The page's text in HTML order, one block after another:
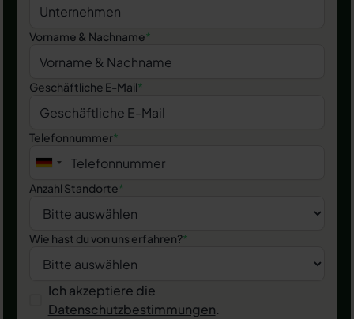
Vorname & Nachname*
Geschäftliche E-Mail*
Telefonnummer*
Anzahl Standorte*
Wie hast du von uns erfahren?*
Ich akzeptiere die
Datenschutzbestimmungen.